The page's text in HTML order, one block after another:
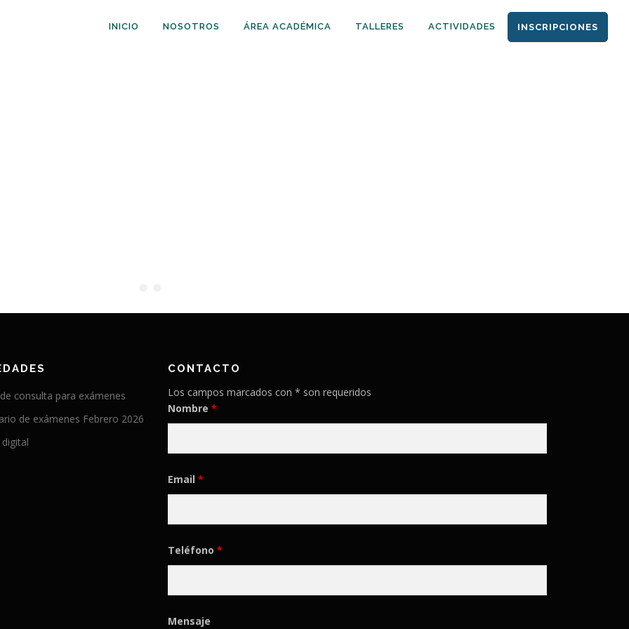
INICIO NOSOTROS ÁREA ACADÉMICA TALLERES ACTIVIDADES INSCRIPCIONES
consulta para exámenes
de exámenes Febrero 2026
CONTACTO
Los campos marcados con * son requeridos
Nombre *
Email *
Teléfono *
Mensaje